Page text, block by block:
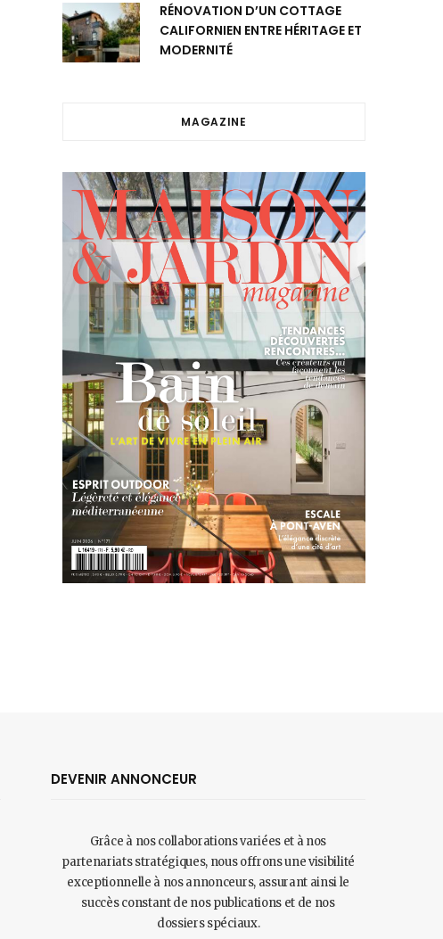
RÉNOVATION D’UN COTTAGE
CALIFORNIEN ENTRE HÉRITAGE ET
MODERNITÉ
MAGAZINE
DEVENIR ANNONCEUR
Grâce à nos collaborations variées et à nos
partenariats stratégiques, nous offrons une visibilité
exceptionnelle à nos annonceurs, assurant ainsi le
succès constant de nos publications et de nos
dossiers spéciaux.